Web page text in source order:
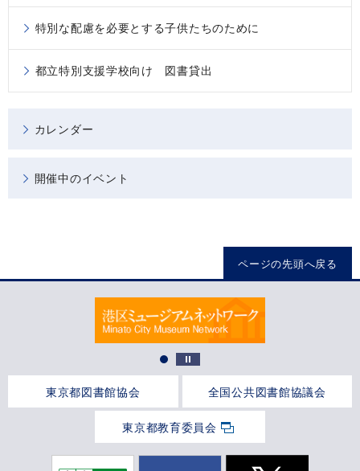
特別な配慮を必要とする子供たちのために
都立特別支援学校向け 図書貸出
カレンダー
開催中のイベント
ページの先頭へ戻る
東京都図書館協会 全国公共図書館協議会
東京都教育委員会